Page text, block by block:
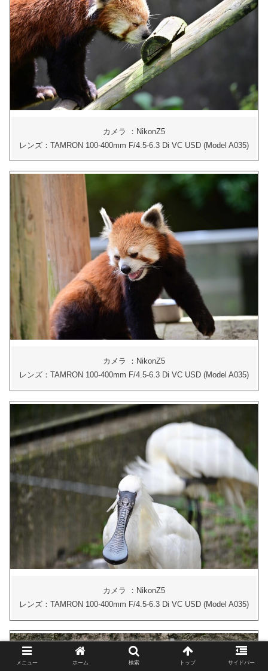
カメラ ：NikonZ5
レンズ：TAMRON 100-400mm F/4.5-6.3 Di VC USD (Model A035)
カメラ ：NikonZ5
レンズ：TAMRON 100-400mm F/4.5-6.3 Di VC USD (Model A035)
カメラ ：NikonZ5
レンズ：TAMRON 100-400mm F/4.5-6.3 Di VC USD (Model A035)
メニュー ホーム 検索 トップ サイドバー